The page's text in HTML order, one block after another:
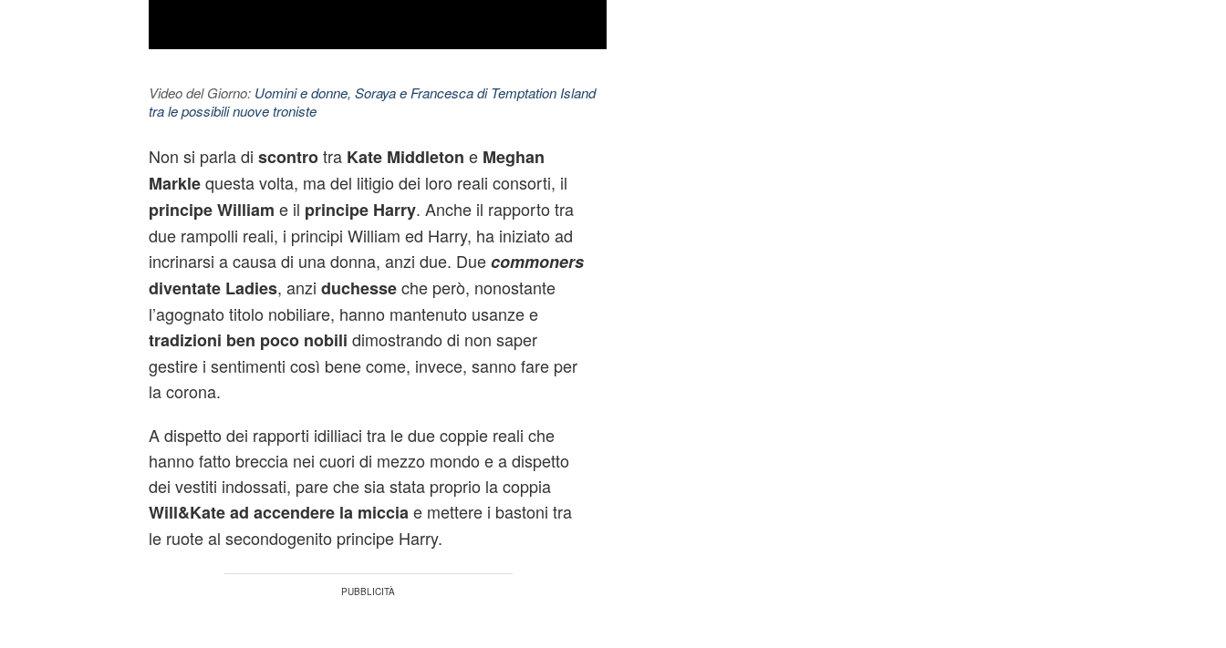
Video del Giorno: Uomini e donne, Soraya e Francesca di Temptation Island
tra le possibili nuove troniste
Non si parla di scontrotra Kate Middleton e Meghan
Marklequesta volta, ma del litigio dei loro reali consorti, il
principe William e il principe Harry. Anche il rapporto tra
due rampolli reali, i principi William ed Harry, ha iniziato ad
incrinarsi a causa di una donna, anzi due. Duecommoners
diventate Ladies, anzi duchesseche però, nonostante
l’agognato titolo nobiliare, hanno mantenuto usanze e
tradizioni ben poco nobili dimostrando di non saper
gestire i sentimenti così bene come, invece, sanno fare per
la corona.
A dispetto dei rapporti idilliaci tra le due coppie reali che
hanno fatto breccia nei cuori di mezzo mondo e a dispetto
dei vestiti indossati, pare che sia stata proprio la coppia
Will&Kate ad accendere la miccia e mettere i bastoni tra
le ruote al secondogenito principe Harry.